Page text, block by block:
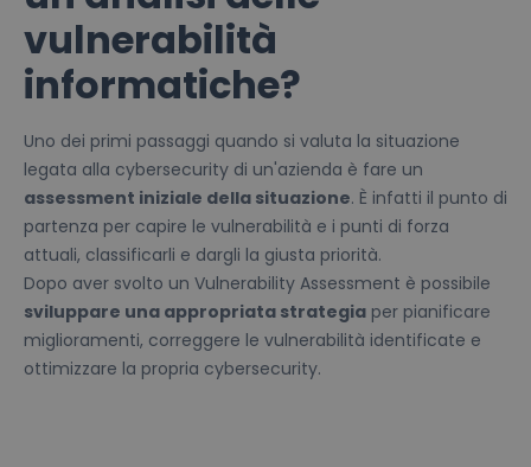
vulnerabilità
informatiche?
Uno dei primi passaggi quando si valuta la situazione
legata alla cybersecurity di un'azienda è fare un
assessment iniziale della situazione. È infatti il punto di
partenza per capire le vulnerabilità e i punti di forza
attuali, classificarli e dargli la giusta priorità.
Dopo aver svolto un Vulnerability Assessment è possibile
sviluppare una appropriata strategia per pianificare
miglioramenti, correggere le vulnerabilità identificate e
ottimizzare la propria cybersecurity.